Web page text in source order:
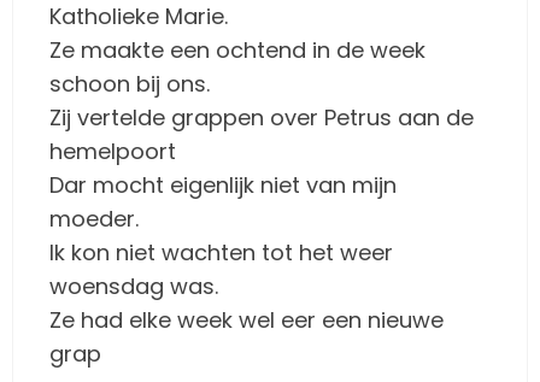
Katholieke Marie.
Ze maakte een ochtend in de week
schoon bij ons.
Zij vertelde grappen over Petrus aan de
hemelpoort
Dar mocht eigenlijk niet van mijn
moeder.
Ik kon niet wachten tot het weer
woensdag was.
Ze had elke week wel eer een nieuwe
grap